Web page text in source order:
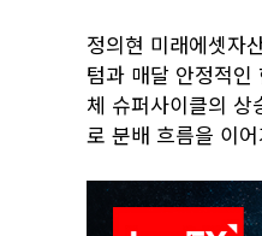
정의현 미래에셋자
텀과 매달 안정적
체 슈퍼사이클의
로 분배 흐름을 이